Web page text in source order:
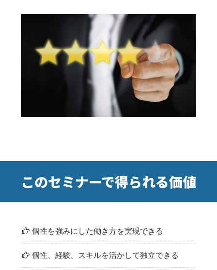
このセミナーで得られる価値
個性を強みにした働き方を実現できる
個性、経験、スキルを活かして独立できる